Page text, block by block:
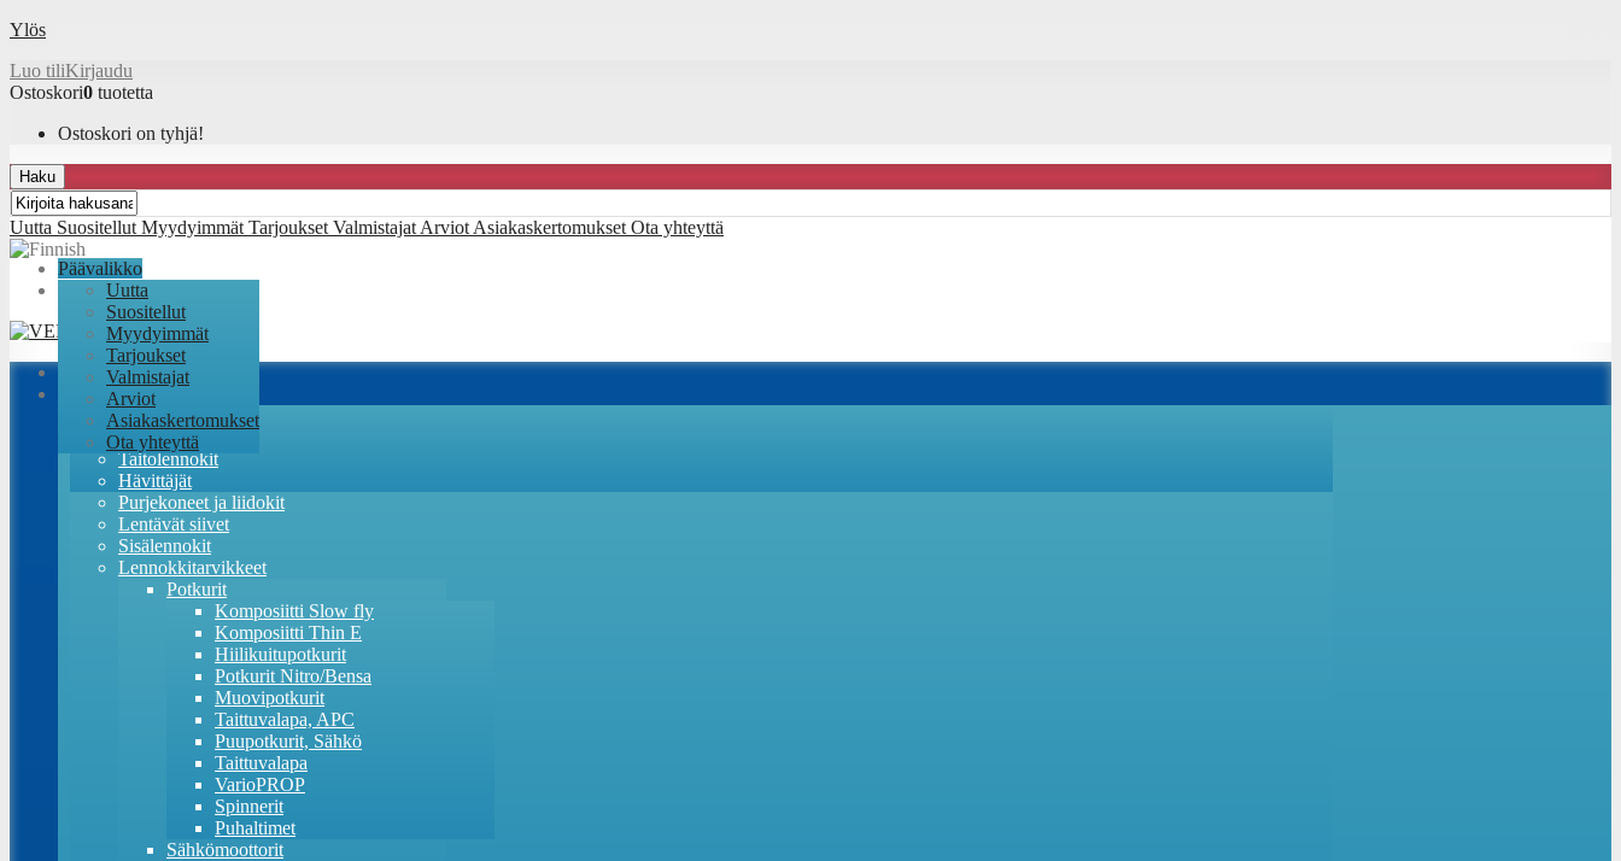
Ylös
Luo tiliKirjaudu
Ostoskori0 tuotetta
Ostoskori on tyhjä!
Haku
Uutta Suositellut Myydyimmät Tarjoukset Valmistajat Arviot Asiakaskertomukset Ota yhteyttä
Päävalikko
Uutta
Suositellut
Myydyimmät
Tarjoukset
Valmistajat
Arviot
Asiakaskertomukset
Ota yhteyttä
Lennokit
RC-Factory sarjat
Trainerit
Taitolennokit
Hävittäjät
Purjekoneet ja liidokit
Lentävät siivet
Sisälennokit
Lennokkitarvikkeet
Potkurit
Komposiitti Slow fly
Komposiitti Thin E
Hiilikuitupotkurit
Potkurit Nitro/Bensa
Muovipotkurit
Taittuvalapa, APC
Puupotkurit, Sähkö
Taittuvalapa
VarioPROP
Spinnerit
Puhaltimet
Sähkömoottorit